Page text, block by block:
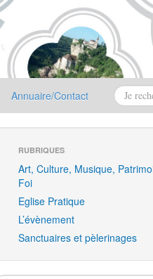
Annuaire/Contact
RUBRIQUES
Art, Culture, Musique,
Foi
Eglise Pratique
L’évènement
Sanctuaires et pèlerinages